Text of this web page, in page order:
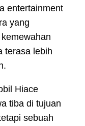
entertainment
yang
terasa lebih
Hiace
tiba di tujuan
sebuah